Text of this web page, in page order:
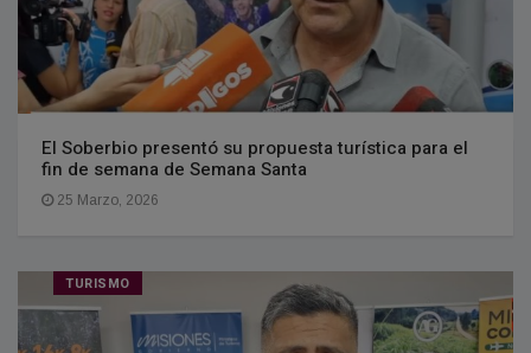
El Soberbio presentó su propuesta turística para el
fin de semana de Semana Santa
25 Marzo, 2026
TURISMO